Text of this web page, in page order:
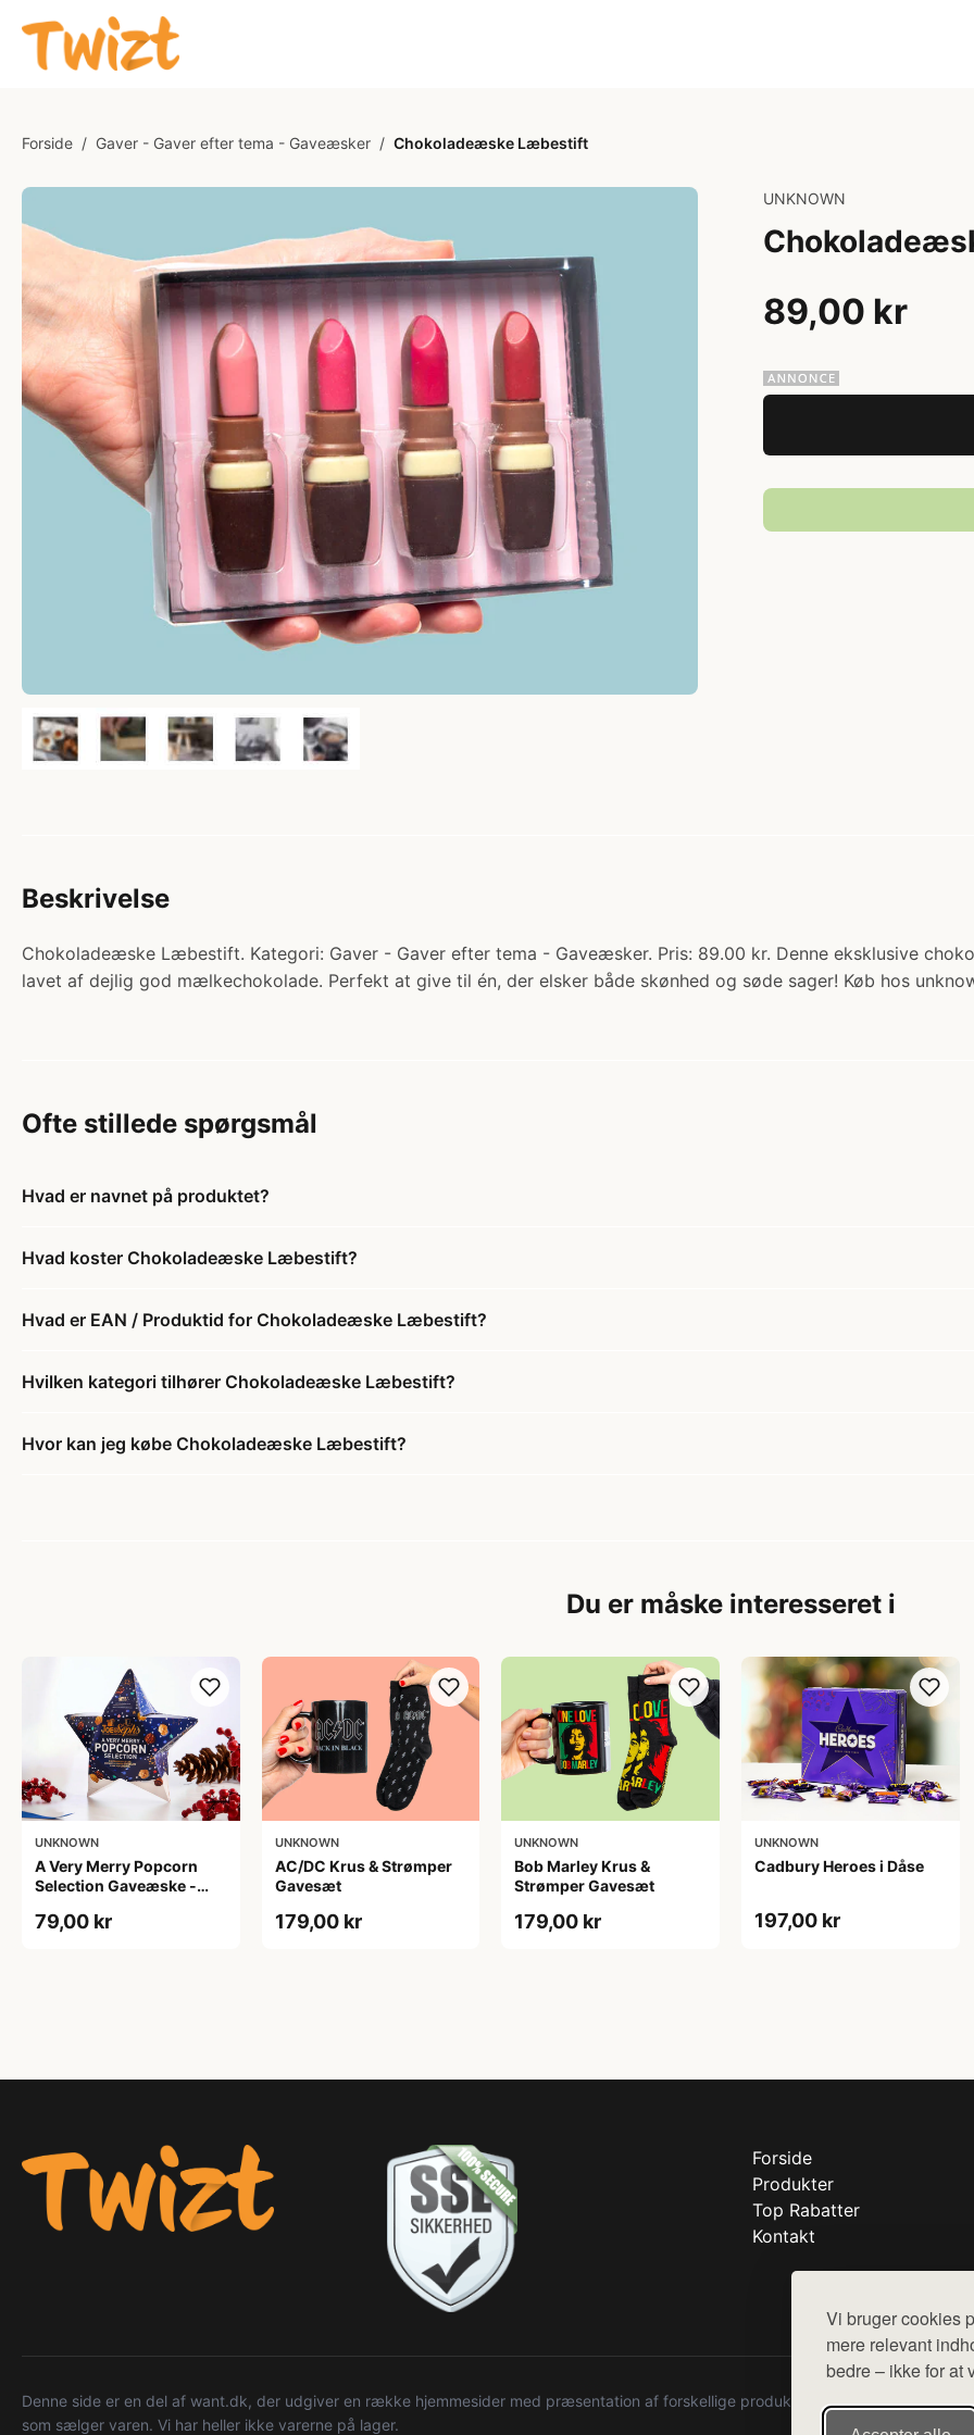
Vi bruger cookies
mere relevant
bedre – ikke for
Forside / Gaver - Gaver efter tema - Gaveæsker / Chokoladeæske Læbestift
UNKNOWN
89,00 kr
Beskrivelse
Chokoladeæske Læbestift. Kategori: Gaver - Gaver efter tema - Gaveæsker. Pris: 89.00 kr. Denne eksklusive
lavet af dejlig god mælkechokolade. Perfekt at give til én, der elsker både skønhed og søde sager! Køb hos
Ofte stillede spørgsmål
Hvad er navnet på produktet?
Hvad koster Chokoladeæske Læbestift?
Hvad er EAN / Produktid for Chokoladeæske Læbestift?
Hvilken kategori tilhører Chokoladeæske Læbestift?
Hvor kan jeg købe Chokoladeæske Læbestift?
Du er måske interesseret i
UNKNOWN
A Very Merry Popcorn
Selection Gaveæske -
79,00 kr
UNKNOWN
AC/DC Krus & Strømper
Gavesæt
179,00 kr
UNKNOWN
Bob Marley Krus &
Strømper Gavesæt
179,00 kr
UNKNOWN
Cadbury Heroes i Dåse
197,00 kr
Forside
Produkter
Top Rabatter
Kontakt
Denne side er en del af want.dk, der udgiver en række hjemmesider med præsentation af forskellige produkter fra diverse
som sælger varen. Vi har heller ikke varerne på lager.